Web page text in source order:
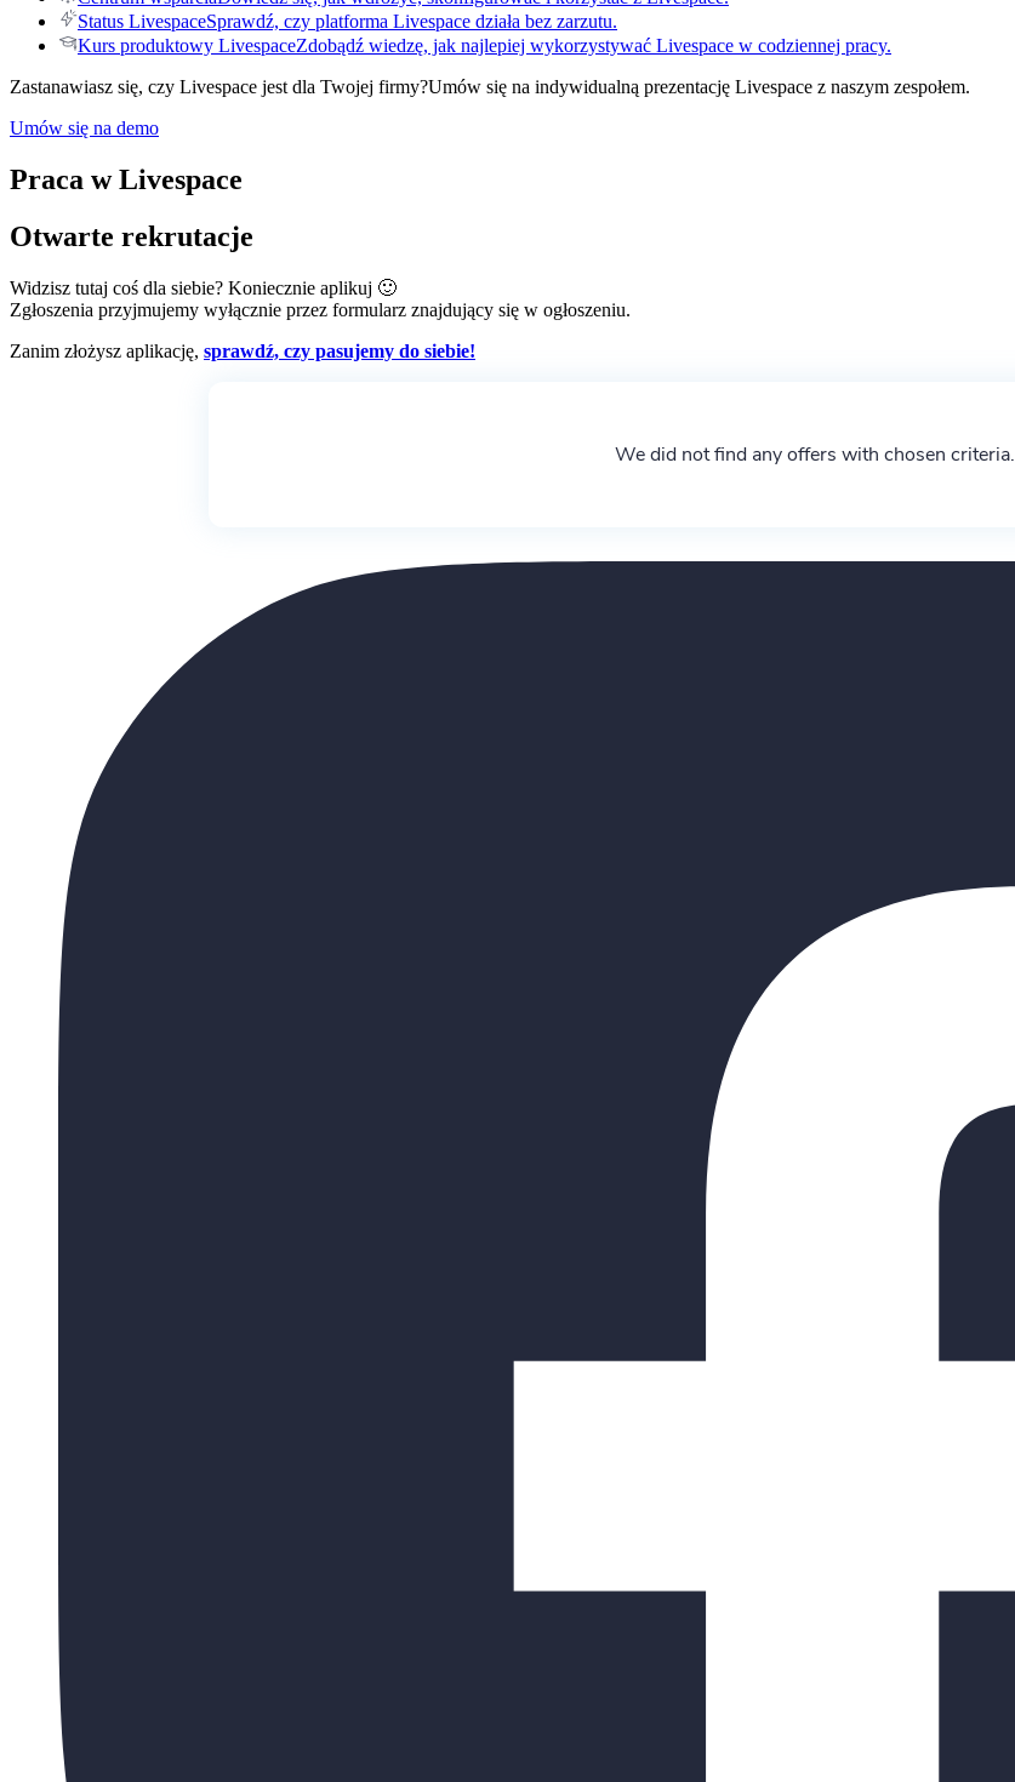
Status LivespaceSprawdź, czy platforma Livespace działa bez zarzutu.
Kurs produktowy LivespaceZdobądź wiedzę, jak najlepiej wykorzystywać Livespace w codziennej pracy.
Zastanawiasz się, czy Livespace jest dla Twojej firmy?Umów się na indywidualną prezentację Livespace z naszym zespołem.
Umów się na demo
Praca w Livespace
Otwarte rekrutacje
Widzisz tutaj coś dla siebie? Koniecznie aplikuj 🙂
Zgłoszenia przyjmujemy wyłącznie przez formularz znajdujący się w ogłoszeniu.
Zanim złożysz aplikację, sprawdź, czy pasujemy do siebie!
We did not find any offers with chosen criteria.